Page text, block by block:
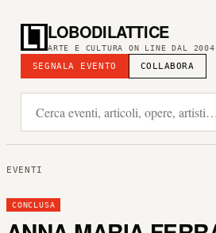
LOBODILATTICE
ARTE E CULTURA ON LINE DAL 2004
SEGNALA EVENTO COLLABORA
EVENTI
CONCLUSA